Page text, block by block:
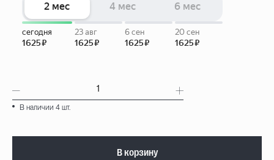
В наличии 4 шт.
В корзину